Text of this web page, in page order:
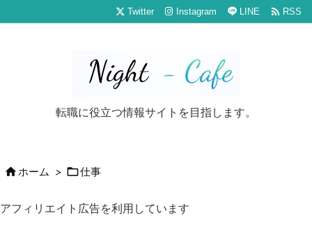
Twitter Instagram LINE  RSS
転職に役立つ情報サイトを目指します。
ホーム > 仕事
アフィリエイト広告を利用しています